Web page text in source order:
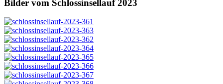
Bilder vom Schlossinsellauf 2023